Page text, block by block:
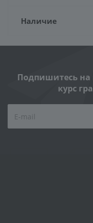
Наличие
Подпишитесь на
курс